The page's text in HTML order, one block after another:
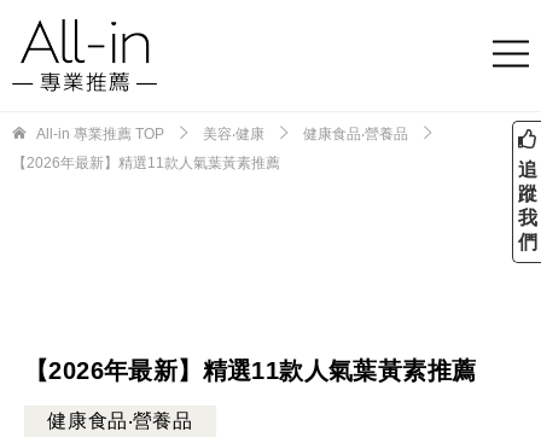
All-in 專業推薦 TOP 美容‧健康
健康食品‧營養品
【2026年最新】精選11款人氣葉黃素推薦
【2026年最新】精選11款人氣葉黃素推薦
健康食品‧營養品
追
蹤
我
們